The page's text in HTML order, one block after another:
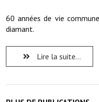
Procès verbaux des
Communication
Le bulletin municipal :
Toutes les publications
60 années de vie
diamant.
Lire la suite...